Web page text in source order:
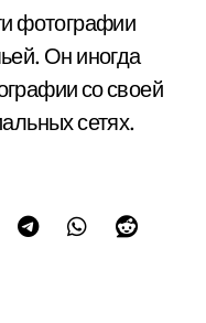
фотографии
Он иногда
со своей
сетях.